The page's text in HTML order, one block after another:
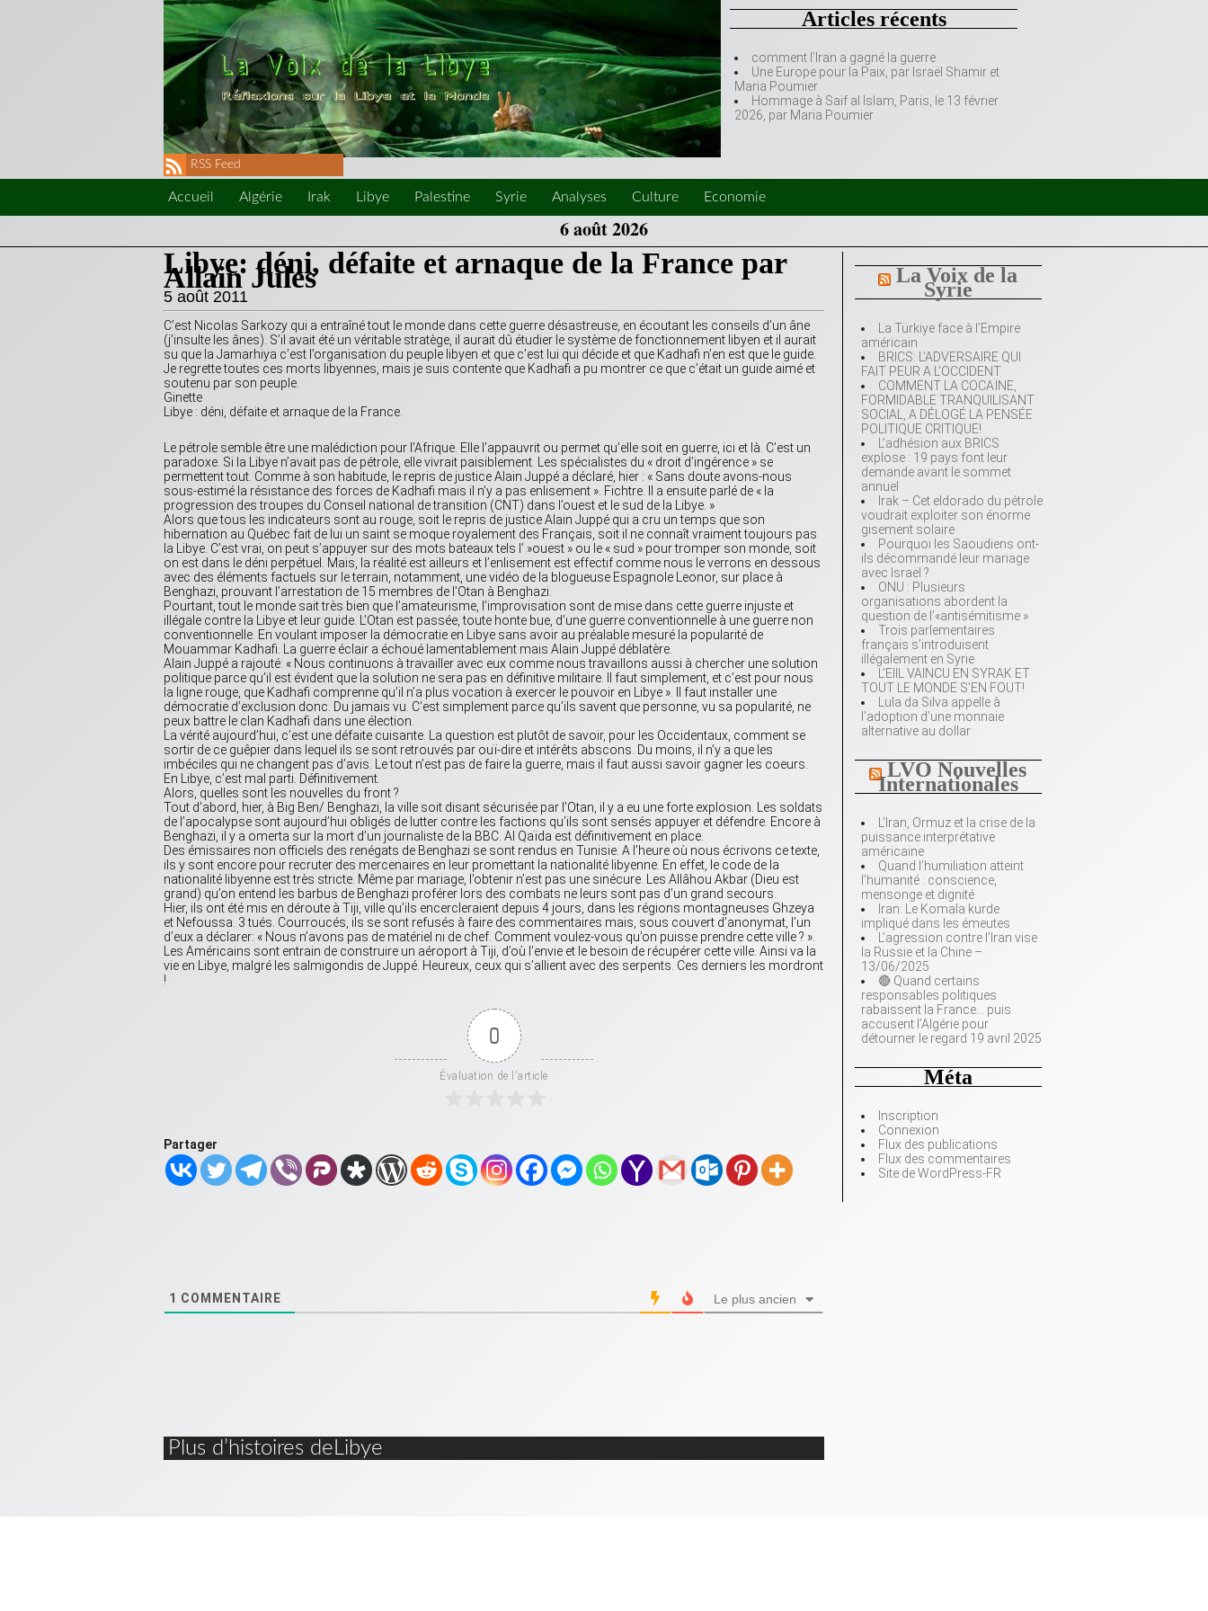
Articles récents
comment l’Iran a gagné la guerre
Une Europe pour la Paix, par Israël Shamir et
Maria Poumier
Hommage à Saif al Islam, Paris, le 13 février
2026, par Maria Poumier
RSS Feed
Accueil Algérie Irak Libye Palestine Syrie Analyses Culture Economie
6 août 2026
La Voix de la
Syrie
La Türkiye face à l’Empire
américain
BRICS: L’ADVERSAIRE QUI
FAIT PEUR A L’OCCIDENT
COMMENT LA COCAÏNE,
FORMIDABLE TRANQUILISANT
SOCIAL, A DÉLOGÉ LA PENSÉE
POLITIQUE CRITIQUE!
L’adhésion aux BRICS
explose : 19 pays font leur
demande avant le sommet
annuel
Irak – Cet eldorado du pétrole
voudrait exploiter son énorme
gisement solaire
Pourquoi les Saoudiens ont-
ils décommandé leur mariage
avec Israël ?
ONU : Plusieurs
organisations abordent la
question de l’«antisémitisme »
Trois parlementaires
français s’introduisent
illégalement en Syrie
L’EIIL VAINCU EN SYRAK ET
TOUT LE MONDE S’EN FOUT!
Lula da Silva appelle à
l’adoption d’une monnaie
alternative au dollar
LVO Nouvelles
Internationales
L’Iran, Ormuz et la crise de la
puissance interprétative
américaine
Quand l’humiliation atteint
l’humanité : conscience,
mensonge et dignité
Iran: Le Komala kurde
impliqué dans les émeutes
L’agression contre l’Iran vise
la Russie et la Chine –
13/06/2025
🔴 Quand certains
responsables politiques
rabaissent la France… puis
accusent l’Algérie pour
détourner le regard 19 avril 2025
Méta
Inscription
Connexion
Flux des publications
Flux des commentaires
Site de WordPress-FR
Libye: déni, défaite et arnaque de la France par
Allain Jules
5 août 2011
C’est Nicolas Sarkozy qui a entraîné tout le monde dans cette guerre désastreuse, en écoutant les conseils d’un âne
(j’insulte les ânes). S’il avait été un véritable stratège, il aurait dû étudier le système de fonctionnement libyen et il aurait
su que la Jamarhiya c’est l’organisation du peuple libyen et que c’est lui qui décide et que Kadhafi n’en est que le guide.
Je regrette toutes ces morts libyennes, mais je suis contente que Kadhafi a pu montrer ce que c’était un guide aimé et
soutenu par son peuple.
Ginette
Libye : déni, défaite et arnaque de la France.
Le pétrole semble être une malédiction pour l’Afrique. Elle l’appauvrit ou permet qu’elle soit en guerre, ici et là. C’est un
paradoxe. Si la Libye n’avait pas de pétrole, elle vivrait paisiblement. Les spécialistes du « droit d’ingérence » se
permettent tout. Comme à son habitude, le repris de justice Alain Juppé a déclaré, hier : « Sans doute avons-nous
sous-estimé la résistance des forces de Kadhafi mais il n’y a pas enlisement ». Fichtre. Il a ensuite parlé de « la
progression des troupes du Conseil national de transition (CNT) dans l’ouest et le sud de la Libye. »
Alors que tous les indicateurs sont au rouge, soit le repris de justice Alain Juppé qui a cru un temps que son
hibernation au Québec fait de lui un saint se moque royalement des Français, soit il ne connaît vraiment toujours pas
la Libye. C’est vrai, on peut s’appuyer sur des mots bateaux tels l’ »ouest » ou le « sud » pour tromper son monde, soit
on est dans le déni perpétuel. Mais, la réalité est ailleurs et l’enlisement est effectif comme nous le verrons en dessous
avec des éléments factuels sur le terrain, notamment, une vidéo de la blogueuse Espagnole Leonor, sur place à
Benghazi, prouvant l’arrestation de 15 membres de l’Otan à Benghazi.
Pourtant, tout le monde sait très bien que l’amateurisme, l’improvisation sont de mise dans cette guerre injuste et
illégale contre la Libye et leur guide. L’Otan est passée, toute honte bue, d’une guerre conventionnelle à une guerre non
conventionnelle. En voulant imposer la démocratie en Libye sans avoir au préalable mesuré la popularité de
Mouammar Kadhafi. La guerre éclair a échoué lamentablement mais Alain Juppé déblatère.
Alain Juppé a rajouté: « Nous continuons à travailler avec eux comme nous travaillons aussi à chercher une solution
politique parce qu’il est évident que la solution ne sera pas en définitive militaire. Il faut simplement, et c’est pour nous
la ligne rouge, que Kadhafi comprenne qu’il n’a plus vocation à exercer le pouvoir en Libye ». Il faut installer une
démocratie d’exclusion donc. Du jamais vu. C’est simplement parce qu’ils savent que personne, vu sa popularité, ne
peux battre le clan Kadhafi dans une élection.
La vérité aujourd’hui, c’est une défaite cuisante. La question est plutôt de savoir, pour les Occidentaux, comment se
sortir de ce guêpier dans lequel ils se sont retrouvés par ouï-dire et intérêts abscons. Du moins, il n’y a que les
imbéciles qui ne changent pas d’avis. Le tout n’est pas de faire la guerre, mais il faut aussi savoir gagner les coeurs.
En Libye, c’est mal parti. Définitivement.
Alors, quelles sont les nouvelles du front ?
Tout d’abord, hier, à Big Ben/ Benghazi, la ville soit disant sécurisée par l’Otan, il y a eu une forte explosion. Les soldats
de l’apocalypse sont aujourd’hui obligés de lutter contre les factions qu’ils sont sensés appuyer et défendre. Encore à
Benghazi, il y a omerta sur la mort d’un journaliste de la BBC. Al Qaïda est définitivement en place.
Des émissaires non officiels des renégats de Benghazi se sont rendus en Tunisie. A l’heure où nous écrivons ce texte,
ils y sont encore pour recruter des mercenaires en leur promettant la nationalité libyenne. En effet, le code de la
nationalité libyenne est très stricte. Même par mariage, l’obtenir n’est pas une sinécure. Les Allâhou Akbar (Dieu est
grand) qu’on entend les barbus de Benghazi proférer lors des combats ne leurs sont pas d’un grand secours.
Hier, ils ont été mis en déroute à Tiji, ville qu’ils encercleraient depuis 4 jours, dans les régions montagneuses Ghzeya
et Nefoussa. 3 tués. Courroucés, ils se sont refusés à faire des commentaires mais, sous couvert d’anonymat, l’un
d’eux a déclarer: « Nous n’avons pas de matériel ni de chef. Comment voulez-vous qu’on puisse prendre cette ville ? ».
Les Américains sont entrain de construire un aéroport à Tiji, d’où l’envie et le besoin de récupérer cette ville. Ainsi va la
vie en Libye, malgré les salmigondis de Juppé. Heureux, ceux qui s’allient avec des serpents. Ces derniers les mordront
!
0
Évaluation de l'article
Partager
1 COMMENTAIRE Le plus ancien
Plus d’histoires deLibye